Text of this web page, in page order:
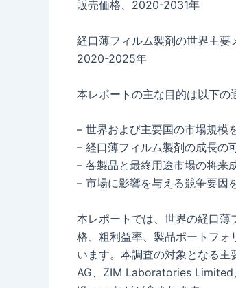
販売価格、2020-2031年
経口薄フィルム製剤の世界主要
2020-2025年
本レポートの主な目的は以下の
– 世界および主要国の市場規模
– 経口薄フィルム製剤の成長の
– 各製品と最終用途市場の将来
– 市場に影響を与える競争要因
本レポートでは、世界の経口
格、粗利益率、製品ポートフォ
います。本調査の対象となる
AG、ZIM Laboratories